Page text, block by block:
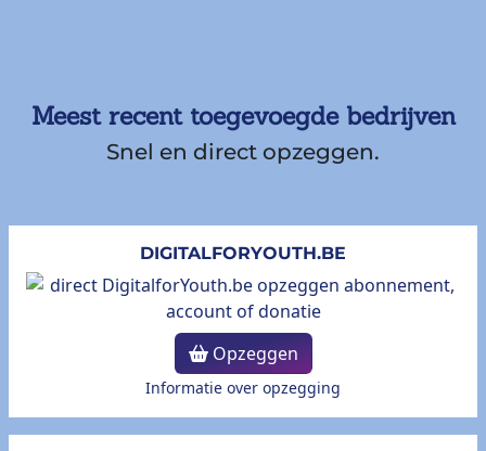
Meest recent toegevoegde bedrijven
Snel en direct opzeggen.
DIGITALFORYOUTH.BE
Opzeggen
Informatie over opzegging